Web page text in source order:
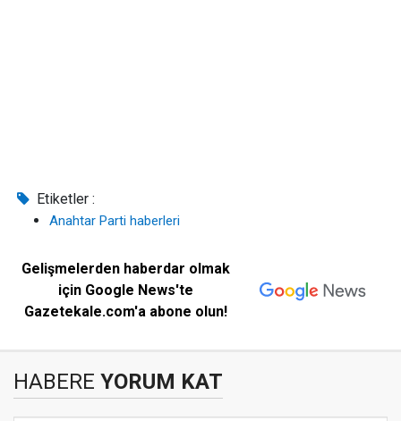
Etiketler :
Anahtar Parti haberleri
Gelişmelerden haberdar olmak
için Google News'te
Gazetekale.com'a abone olun!
HABERE YORUM KAT